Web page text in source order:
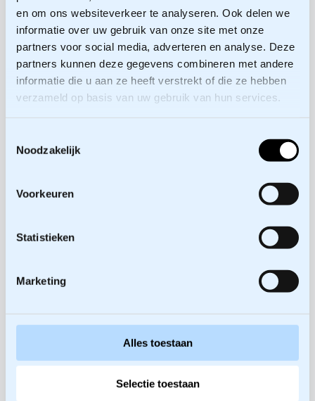
en om ons websiteverkeer te analyseren. Ook delen we
informatie over uw gebruik van onze site met onze
partners voor social media, adverteren en analyse. Deze
partners kunnen deze gegevens combineren met andere
informatie die u aan ze heeft verstrekt of die ze hebben
verzameld op basis van uw gebruik van hun services.
Noodzakelijk
Voorkeuren
Statistieken
Marketing
Alles toestaan
Selectie toestaan
maatschappelijke randvoorwaarden serieus te
nemen. Daarmee werd Maasvlakte 2 niet alleen
een fysieke uitbreiding, maar ook een leerproces
dat richting gaf aan toekomstig handelen.
Wil je lezen hoe strategisch
volledige publicatie via onderstaande button.